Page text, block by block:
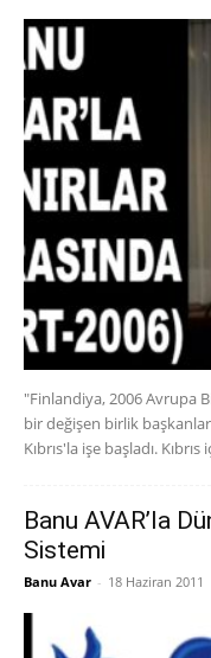
"Finlandiya, 2006 Avrupa
bir değişen birlik
Kıbrıs'la işe başladı. Kıbrıs
Banu AVAR’la
Sistemi
Banu Avar - 18 Haziran 2011